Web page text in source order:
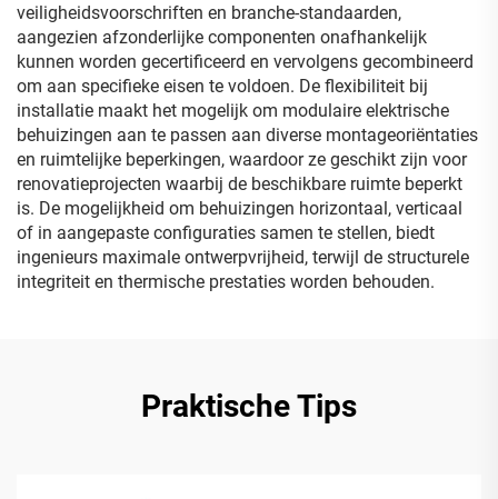
veiligheidsvoorschriften en branche-standaarden,
aangezien afzonderlijke componenten onafhankelijk
kunnen worden gecertificeerd en vervolgens gecombineerd
om aan specifieke eisen te voldoen. De flexibiliteit bij
installatie maakt het mogelijk om modulaire elektrische
behuizingen aan te passen aan diverse montageoriëntaties
en ruimtelijke beperkingen, waardoor ze geschikt zijn voor
renovatieprojecten waarbij de beschikbare ruimte beperkt
is. De mogelijkheid om behuizingen horizontaal, verticaal
of in aangepaste configuraties samen te stellen, biedt
ingenieurs maximale ontwerpvrijheid, terwijl de structurele
integriteit en thermische prestaties worden behouden.
Praktische Tips